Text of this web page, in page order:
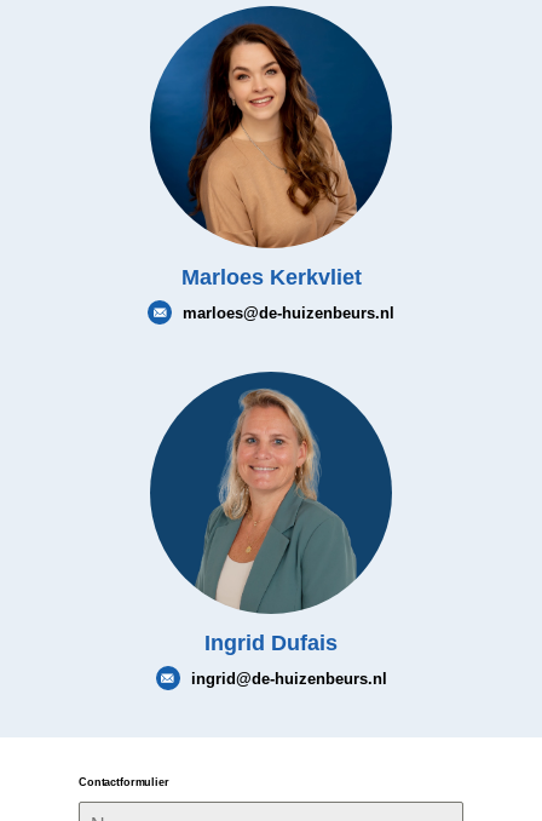
Marloes Kerkvliet
marloes@de-huizenbeurs.nl
Ingrid Dufais
ingrid@de-huizenbeurs.nl
Contactformulier